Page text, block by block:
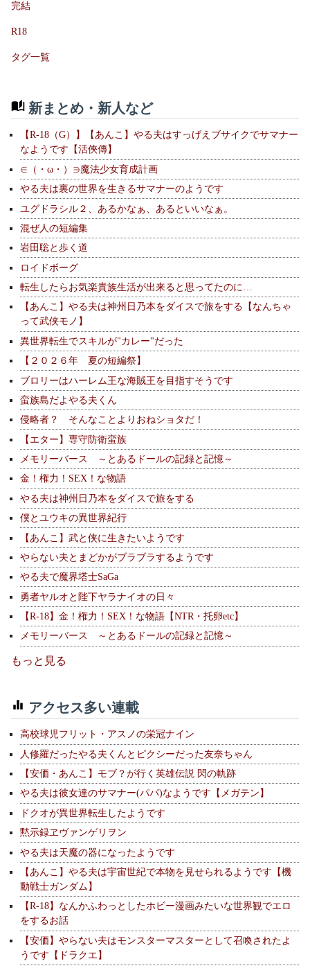
完結
R18
タグ一覧
新まとめ・新人など
【R-18（G）】【あんこ】やる夫はすっげえブサイクでサマナー
なようです【活俠傳】
∈（・ω・）∋魔法少女育成計画
やる夫は裏の世界を生きるサマナーのようです
ユグドラシル２、あるかなぁ、あるといいなぁ。
混ぜ人の短編集
岩田聡と歩く道
ロイドボーグ
転生したらお気楽貴族生活が出来ると思ってたのに…
【あんこ】やる夫は神州日乃本をダイスで旅をする【なんちゃ
って武侠モノ】
異世界転生でスキルが"カレー"だった
【２０２６年 夏の短編祭】
ブロリーはハーレム王な海賊王を目指すそうです
蛮族島だよやる夫くん
侵略者？ そんなことよりおねショタだ！
【エター】専守防衛蛮族
メモリーバース ～とあるドールの記録と記憶～
金！権力！SEX！な物語
やる夫は神州日乃本をダイスで旅をする
僕とユウキの異世界紀行
【あんこ】武と侠に生きたいようです
やらない夫とまどかがブラブラするようです
やる夫で魔界塔士SaGa
勇者ヤルオと陛下ヤラナイオの日々
【R-18】金！権力！SEX！な物語【NTR・托卵etc】
メモリーバース ～とあるドールの記録と記憶～
もっと見る
アクセス多い連載
高校球児フリット・アスノの栄冠ナイン
人修羅だったやる夫くんとピクシーだった友奈ちゃん
【安価・あんこ】モブ？が行く英雄伝説 閃の軌跡
やる夫は彼女達のサマナー(パパ)なようです【メガテン】
ドクオが異世界転生したようです
黙示録ヱヴァンゲリヲン
やる夫は天魔の器になったようです
【あんこ】やる夫は宇宙世紀で本物を見せられるようです【機
動戦士ガンダム】
【R-18】なんかふわっとしたホビー漫画みたいな世界観でエロ
をするお話
【安価】やらない夫はモンスターマスターとして召喚されたよ
うです【ドラクエ】